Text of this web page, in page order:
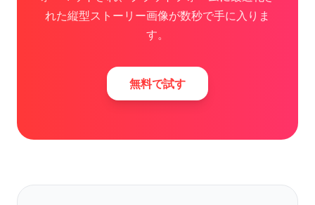
れた縦型ストーリー画像が数秒で手に入りま
す。
無料で試す